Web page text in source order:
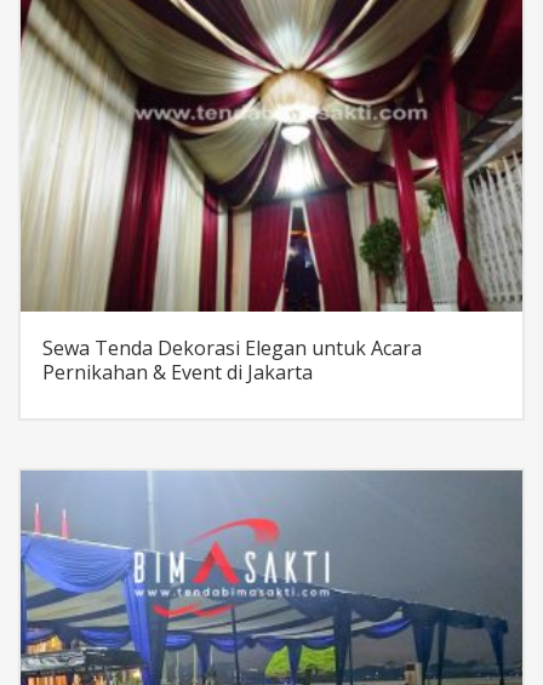
Sewa Tenda Dekorasi Elegan untuk Acara
Pernikahan & Event di Jakarta